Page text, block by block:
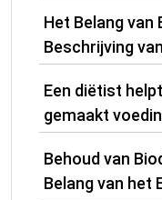
Het Belang van
Beschrijving
Een diëtist
gemaakt
Behoud van
Belang van het